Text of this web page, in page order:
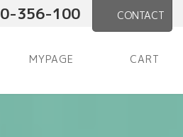
356-100 CONTACT
MYPAGE CART